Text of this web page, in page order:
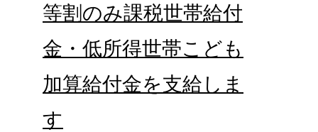
等割のみ課税世帯給付
金・低所得世帯こども
加算給付金を支給しま
す